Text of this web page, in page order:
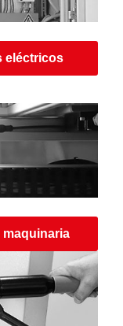
eléctricos
maquinaria